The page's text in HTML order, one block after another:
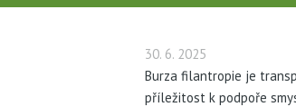
30. 6. 2025
Burza filantropie je
příležitost k podpoře